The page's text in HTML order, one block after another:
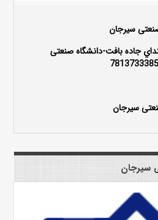
سیرجان
جاده بافت-دانشگاه صنعتی
سیرجان
سیرجان